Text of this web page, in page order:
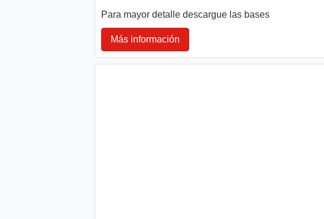
Para mayor detalle descargue las bases
Más información